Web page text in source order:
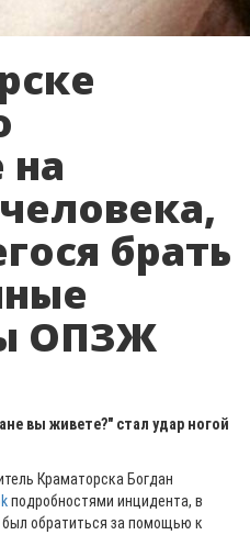
на
брать
ОПЗЖ
вы живете?" стал удар ногой
Краматорска Богдан
подробностями инцидента, в
был обратиться за помощью к